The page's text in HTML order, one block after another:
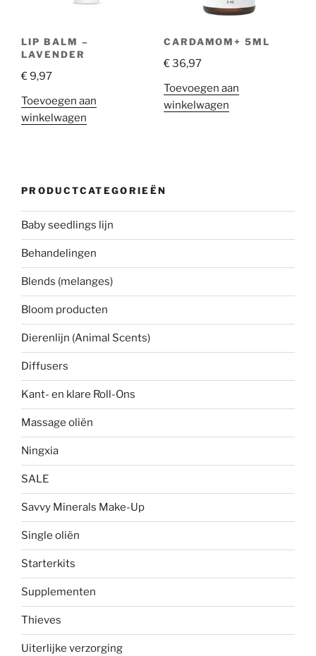
LIP BALM –
LAVENDER
€9,97
Toevoegen aan
winkelwagen
CARDAMOM+ 5ML
€36,97
Toevoegen aan
winkelwagen
PRODUCTCATEGORIEËN
Baby seedlings lijn
Behandelingen
Blends (melanges)
Bloom producten
Dierenlijn (Animal Scents)
Diffusers
Kant- en klare Roll-Ons
Massage oliën
Ningxia
SALE
Savvy Minerals Make-Up
Single oliën
Starterkits
Supplementen
Thieves
Uiterlijke verzorging